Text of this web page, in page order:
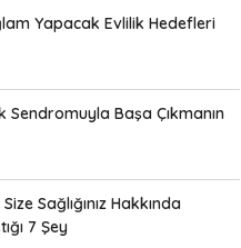
Yapacak Evlilik Hedefleri
Sendromuyla Başa Çıkmanın
Sağlığınız Hakkında
7 Şey